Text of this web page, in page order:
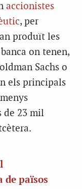
accionistes
, per
produït les
on tenen,
Sachs o
els principals
de 23 mil
països